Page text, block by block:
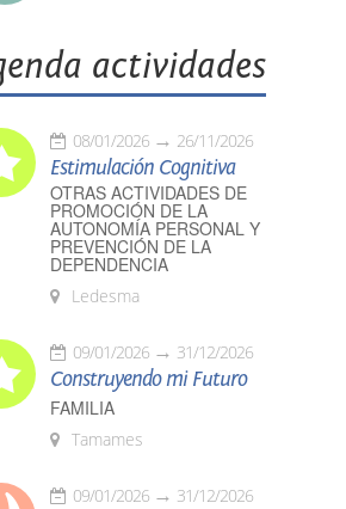
actividades
08/01/2026 26/11/2026
Estimulación Cognitiva
OTRAS ACTIVIDADES DE
PROMOCIÓN DE LA
AUTONOMÍA PERSONAL Y
PREVENCIÓN DE LA
DEPENDENCIA
Ledesma
09/01/2026 31/12/2026
Construyendo mi Futuro
FAMILIA
Tamames
09/01/2026 31/12/2026